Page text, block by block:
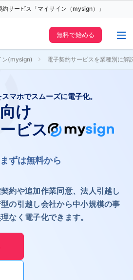
サービス「マイサイン（mysign）」
無料で始める
ン(mysign) 電子契約サービスを業種別に解
マホでスムーズに電子化。
け
ビス
まずは無料から
約や追加作業同意、法人引越し
の引越し会社から中小規模の事
なく電子化できます。